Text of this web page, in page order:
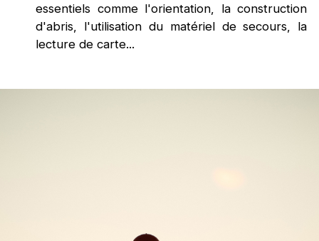
essentiels comme l'orientation, la construction
d'abris, l'utilisation du matériel de secours, la
lecture de carte...